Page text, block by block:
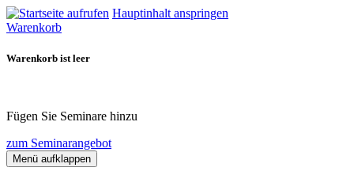
Hauptinhalt anspringen
Warenkorb
Warenkorb ist leer
Fügen Sie Seminare hinzu
zum Seminarangebot
Menü aufklappen